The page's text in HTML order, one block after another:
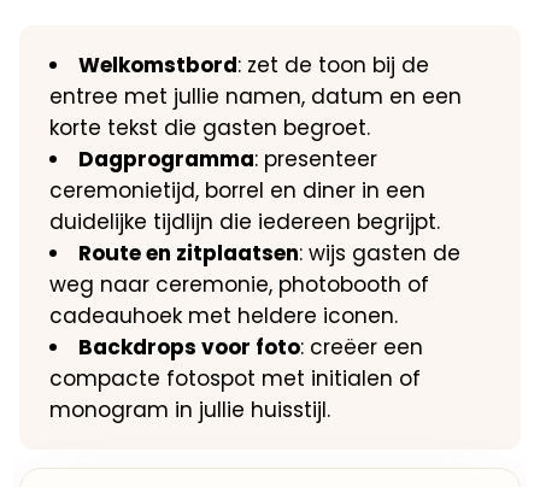
Welkomstbord: zet de toon bij de
entree met jullie namen, datum en een
korte tekst die gasten begroet.
Dagprogramma: presenteer
ceremonietijd, borrel en diner in een
duidelijke tijdlijn die iedereen begrijpt.
Route en zitplaatsen: wijs gasten de
weg naar ceremonie, photobooth of
cadeauhoek met heldere iconen.
Backdrops voor foto: creëer een
compacte fotospot met initialen of
monogram in jullie huisstijl.